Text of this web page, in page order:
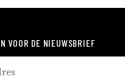
VOOR DE NIEUWSBRIEF